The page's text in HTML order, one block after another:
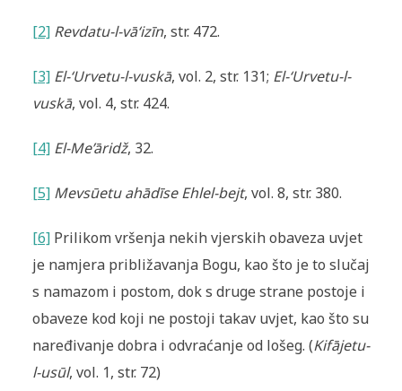
[2] Revdatu-l-vā‘izīn, str. 472.
[3] El-‘Urvetu-l-vuskā, vol. 2, str. 131; El-‘Urvetu-l-
vuskā, vol. 4, str. 424.
[4] El-Me’āridž, 32.
[5] Mevsūetu ahādīse Ehlel-bejt, vol. 8, str. 380.
[6]Prilikom vršenja nekih vjerskih obaveza uvjet
je namjera približavanja Bogu, kao što je to slučaj
s namazom i postom, dok s druge strane postoje i
obaveze kod koji ne postoji takav uvjet, kao što su
naređivanje dobra i odvraćanje od lošeg. (Kifājetu-
l-usūl, vol. 1, str. 72)